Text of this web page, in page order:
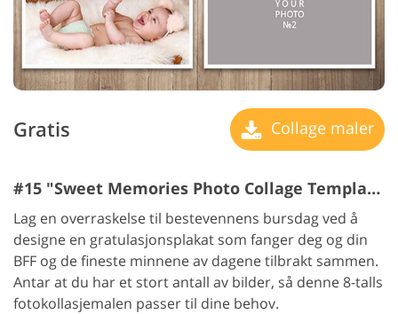
Gratis Collage maler
#15 "Sweet Memories Photo Collage Template"
Lag en overraskelse til bestevennens bursdag ved å
designe en gratulasjonsplakat som fanger deg og din
BFF og de fineste minnene av dagene tilbrakt sammen.
Antar at du har et stort antall av bilder, så denne 8-talls
fotokollasjemalen passer til dine behov.